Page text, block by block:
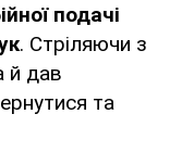
подачі
. Стріляючи з
й дав
та